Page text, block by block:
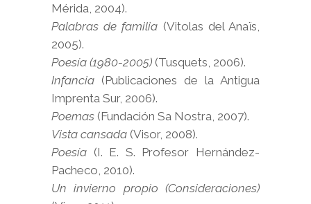
Mérida, 2004).
Palabras de familia (Vitolas del Anaïs,
2005).
Poesía (1980-2005) (Tusquets, 2006).
Infancia (Publicaciones de la Antigua
Imprenta Sur, 2006).
Poemas (Fundación Sa Nostra, 2007).
Vista cansada (Visor, 2008).
Poesía (I. E. S. Profesor Hernández-
Pacheco, 2010).
Un invierno propio (Consideraciones)